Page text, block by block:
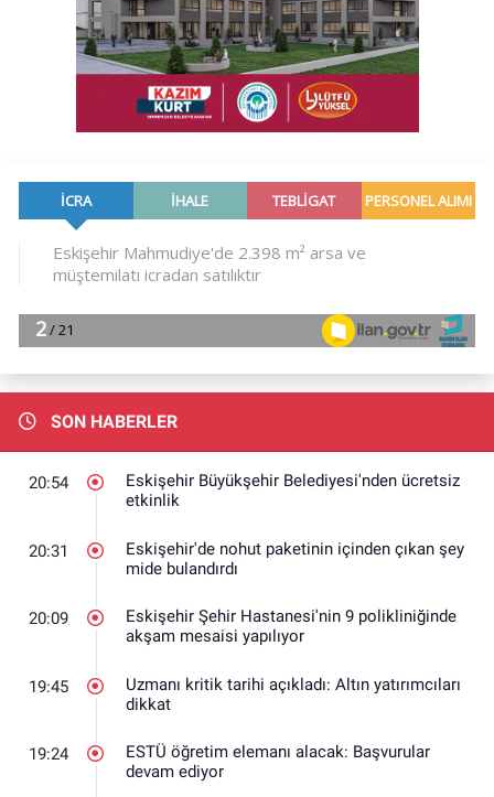
SON HABERLER
20:54
Eskişehir Büyükşehir Belediyesi'nden ücretsiz
etkinlik
20:31
Eskişehir'de nohut paketinin içinden çıkan şey
mide bulandırdı
20:09
Eskişehir Şehir Hastanesi'nin 9 polikliniğinde
akşam mesaisi yapılıyor
19:45
Uzmanı kritik tarihi açıkladı: Altın yatırımcıları
dikkat
19:24
ESTÜ öğretim elemanı alacak: Başvurular
devam ediyor